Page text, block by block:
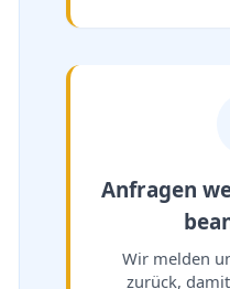
Anfragen
Wir melden
zurück,